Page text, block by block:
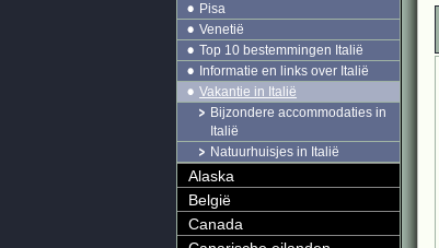
Pisa
Venetië
Top 10 bestemmingen Italië
Informatie en links over Italië
Vakantie in Italië
Bijzondere accommodaties in
Italië
Natuurhuisjes in Italië
Alaska
België
Canada